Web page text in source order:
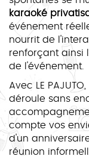
karaoké
événement
nourrit de
renforçant ainsi
de l'événement.
Avec LE
déroule sans
compte vos
d'un
réunion